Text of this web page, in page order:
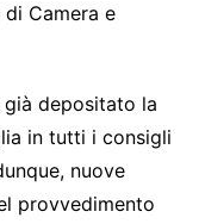
Camera e
già depositato la
in tutti i consigli
nuove
provvedimento